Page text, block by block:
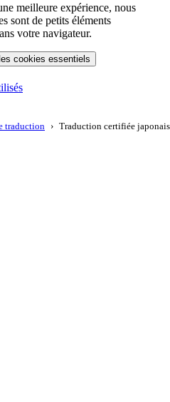
traduction Traduction certifiée japonais
meilleure expérience, nous
sont de petits éléments
votre navigateur.
cookies essentiels